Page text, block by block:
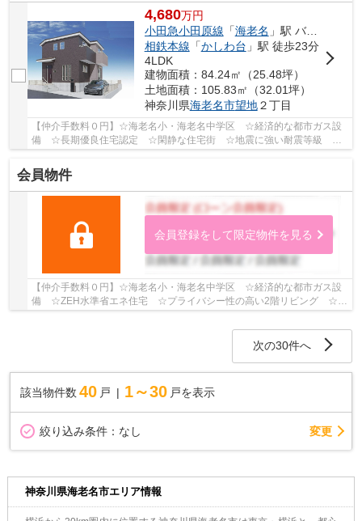
4,680万円
小田急小田原線 「海老名 」駅 バス5分 「望地（海老名市）」 停歩6分
相鉄本線 「かしわ台 」駅 徒歩23分
4LDK
建物面積：84.24㎡（25.48坪）
土地面積：105.83㎡（32.01坪）
神奈川県海老名市望地２丁目
【仲介手数料０円】☆海老名小・海老名中学区 ☆経済的な都市ガス設
備 ☆長期優良住宅認定 ☆閑静な住宅街 ☆地震に強い耐震等級 ☆
会員物件
会員登録をして限定物件を見る
【仲介手数料０円】☆海老名小・海老名中学区 ☆経済的な都市ガス設
備 ☆ZEH水準省エネ住宅 ☆プライバシー性の高い2階リビング ☆リ
ビングイン階段 ☆近隣商業施設が多数あり住環境良...
次の30件へ
該当物件数 40 戸 1～30 戸を表示
絞り込み条件： なし 変更
神奈川県海老名市エリア情報